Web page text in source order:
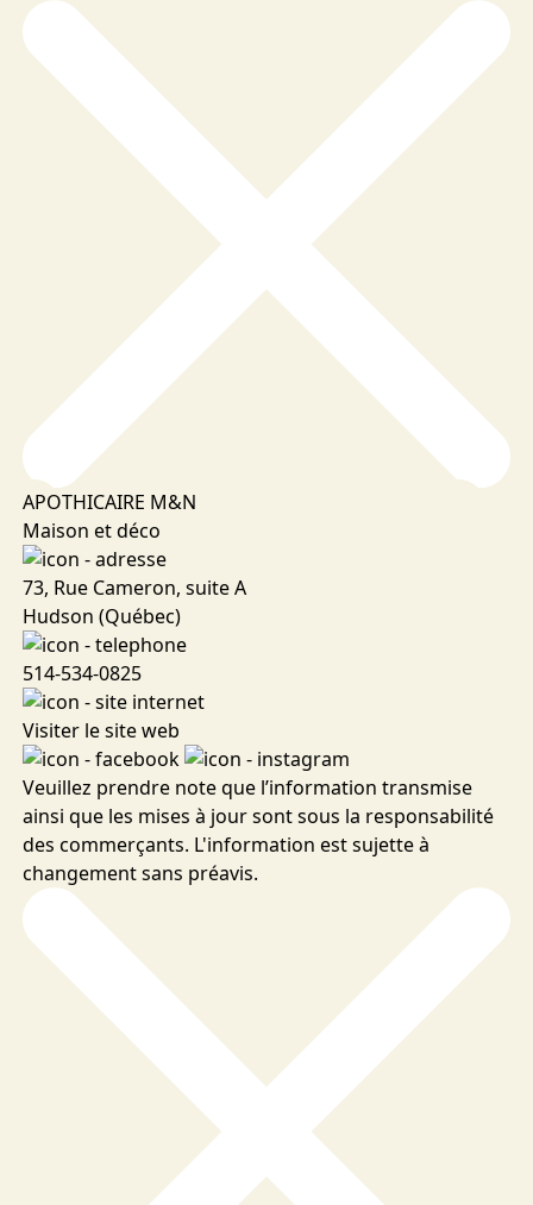
APOTHICAIRE M&N
Maison et déco
73, Rue Cameron, suite A
Hudson (Québec)
514-534-0825
Visiter le site web
Veuillez prendre note que l’information transmise
ainsi que les mises à jour sont sous la responsabilité
des commerçants. L'information est sujette à
changement sans préavis.